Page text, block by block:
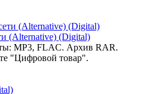
(Alternative) (Digital)
MP3, FLAC. Архив RAR.
"Цифровой товар".